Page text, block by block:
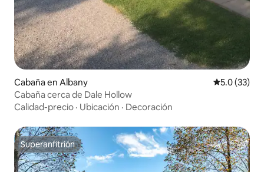
Cabaña en Albany Calificación
5.0 (33)
Cabaña cerca de Dale Hollow
Calidad-precio · Ubicación · Decoración
Superanfitrión
Superanfitrión